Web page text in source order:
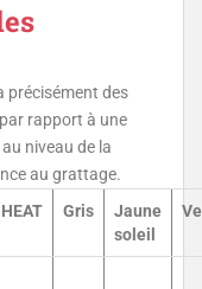
précisément des
rapport à une
niveau de la
au grattage.
HEAT Gris
Jaune
soleil